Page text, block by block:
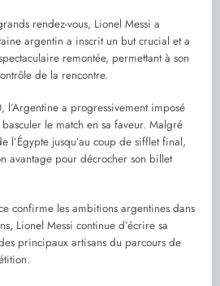
rendez-vous, Lionel Messi a
argentin a inscrit un but crucial et a
remontée, permettant à son
de la rencontre.
l’Argentine a progressivement imposé
le match en sa faveur. Malgré
l’Égypte jusqu’au coup de sifflet final,
avantage pour décrocher son billet
confirme les ambitions argentines dans
Lionel Messi continue d’écrire sa
principaux artisans du parcours de